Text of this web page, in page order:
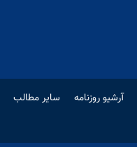
آرشیو روزنامه سایر مطالب